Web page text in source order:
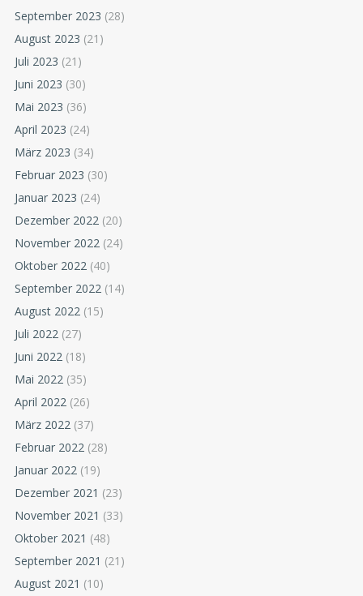
September 2023 (28)
August 2023 (21)
Juli 2023 (21)
Juni 2023 (30)
Mai 2023 (36)
April 2023 (24)
März 2023 (34)
Februar 2023 (30)
Januar 2023 (24)
Dezember 2022 (20)
November 2022 (24)
Oktober 2022 (40)
September 2022 (14)
August 2022 (15)
Juli 2022 (27)
Juni 2022 (18)
Mai 2022 (35)
April 2022 (26)
März 2022 (37)
Februar 2022 (28)
Januar 2022 (19)
Dezember 2021 (23)
November 2021 (33)
Oktober 2021 (48)
September 2021 (21)
August 2021 (10)